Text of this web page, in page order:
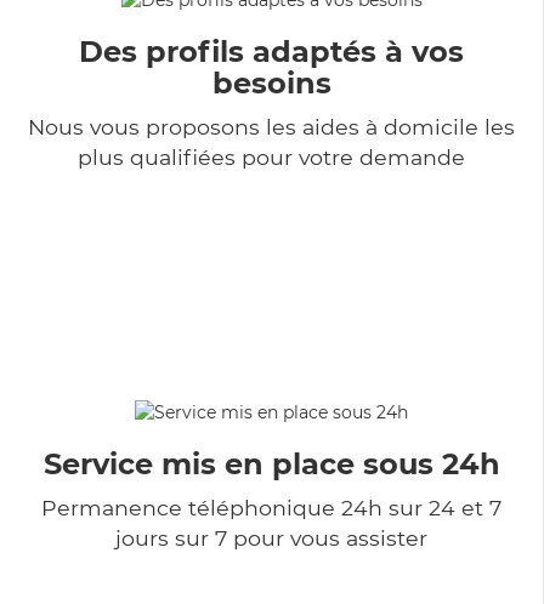
Des profils adaptés à vos
besoins
Nous vous proposons les aides à domicile les
plus qualifiées pour votre demande
Service mis en place sous 24h
Permanence téléphonique 24h sur 24 et 7
jours sur 7 pour vous assister